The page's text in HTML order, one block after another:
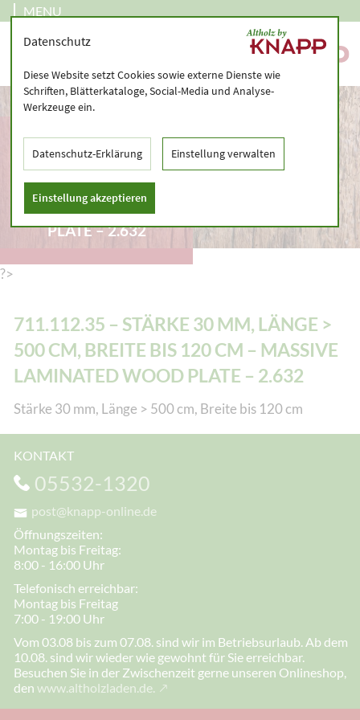
MENU
711.112.35 – STÄRKE
30 MM, LÄNGE > 500
CM, BREITE BIS 120 CM
– MASSIVE
LAMINATED WOOD
PLATE – 2.632
?>
711.112.35 – STÄRKE 30 MM, LÄNGE >
500 CM, BREITE BIS 120 CM – MASSIVE
LAMINATED WOOD PLATE – 2.632
Stärke 30 mm, Länge > 500 cm, Breite bis 120 cm
KONTAKT
05532-1320
post@knapp-online.de
Öffnungszeiten:
Montag bis Freitag:
8:00 - 16:00 Uhr
Telefonisch erreichbar:
Montag bis Freitag
7:00 - 19:00 Uhr
Vom 03.08 bis zum 07.08. sind wir im Betriebsurlaub. Ab dem
10.08. sind wir wieder wie gewohnt für Sie erreichbar.
Besuchen Sie in der Zwischenzeit gerne unseren Onlineshop,
den www.altholzladen.de.
Datenschutz
Diese Website setzt Cookies sowie externe Dienste wie
Schriften, Blätterkataloge, Social-Media und Analyse-
Werkzeuge ein.
Datenschutz-Erklärung Einstellung verwalten
Einstellung akzeptieren